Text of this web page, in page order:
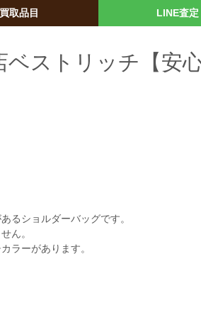
買取品目 LINE査定
ストリッチ【安
るショルダーバッグです。
ん。
ラーがあります。